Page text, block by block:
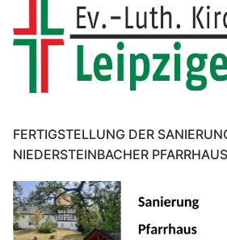
FERTIGSTELLUNG DER
NIEDERSTEINBACHER